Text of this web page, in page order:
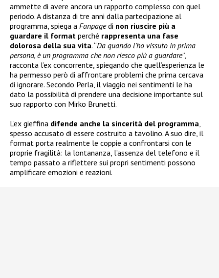
ammette di avere ancora un rapporto complesso con quel
periodo. A distanza di tre anni dalla partecipazione al
programma, spiega a Fanpagedi non riuscire più a
guardare il format perché rappresenta una fase
dolorosa della sua vita. “Da quando l’ho vissuto in prima
persona, è un programma che non riesco più a guardare”,
racconta l’ex concorrente, spiegando che quell’esperienza le
ha permesso però di affrontare problemi che prima cercava
di ignorare. Secondo Perla, il viaggio nei sentimenti le ha
dato la possibilità di prendere una decisione importante sul
suo rapporto con Mirko Brunetti.
L’ex gieffina difende anche la sincerità del programma
spesso accusato di essere costruito a tavolino. A suo dire, il
format porta realmente le coppie a confrontarsi con le
proprie fragilità: la lontananza, l’assenza del telefono e il
tempo passato a riflettere sui propri sentimenti possono
amplificare emozioni e reazioni.